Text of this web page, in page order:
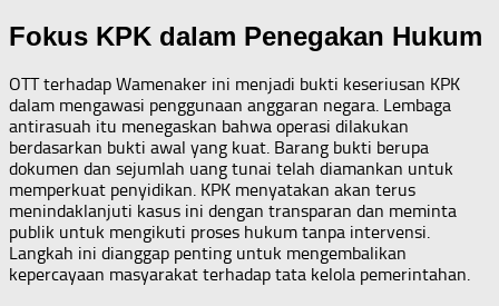
Fokus KPK dalam Penegakan Hukum
OTT terhadap Wamenaker ini menjadi bukti keseriusan KPK
dalam mengawasi penggunaan anggaran negara. Lembaga
antirasuah itu menegaskan bahwa operasi dilakukan
berdasarkan bukti awal yang kuat. Barang bukti berupa
dokumen dan sejumlah uang tunai telah diamankan untuk
memperkuat penyidikan. KPK menyatakan akan terus
menindaklanjuti kasus ini dengan transparan dan meminta
publik untuk mengikuti proses hukum tanpa intervensi.
Langkah ini dianggap penting untuk mengembalikan
kepercayaan masyarakat terhadap tata kelola pemerintahan.